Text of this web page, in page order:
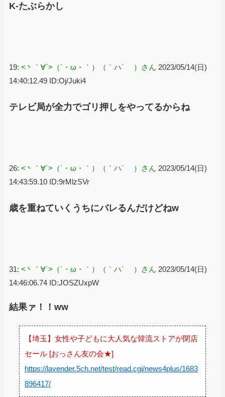
K-たぶらかし
19: <丶｀∀´>（´・ω・｀）（｀ハ´ ）さん 2023/05/14(日)
14:40:12.49 ID:Oj/Juki4
テレビ局が全力でゴリ押しをやってるからね
26: <丶｀∀´>（´・ω・｀）（｀ハ´ ）さん 2023/05/14(日)
14:43:59.10 ID:9rMlzSVr
歳を重ねていくうちにバレるんだけどねw
31: <丶｀∀´>（´・ω・｀）（｀ハ´ ）さん 2023/05/14(日)
14:46:06.74 ID:JOSZUxpW
結果ァ！！ww
【埼玉】女性や子どもに大人気な韓流ストアが閉店
セール [おっさん友の会★]
https://lavender.5ch.net/test/read.cgi/news4plus/1683
896417/